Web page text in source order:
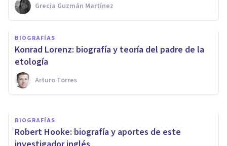
Grecia Guzmán Martínez
BIOGRAFÍAS
Konrad Lorenz: biografía y teoría del padre de la
etología
Arturo Torres
BIOGRAFÍAS
Rudolf Clausius: biografía y
aportes de este físico y
matemático alemán
Nahum Montagud Rubio
BIOGRAFÍAS
Robert Hooke: biografía y aportes de este